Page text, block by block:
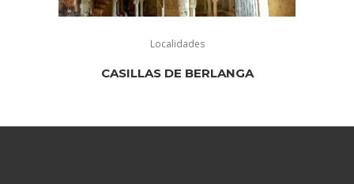
Localidades
CASILLAS DE BERLANGA